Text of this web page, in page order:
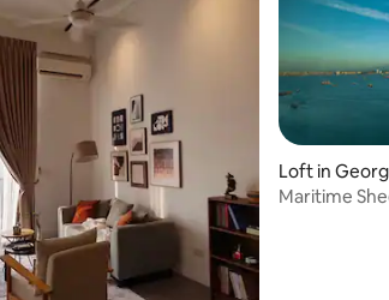
4,97 von 5, 69 Bewertungen
Loft in
Maritime